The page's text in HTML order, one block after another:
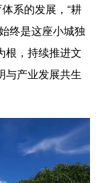
系的发展，“耕
终是这座小城独
根，持续推进文
与产业发展共生